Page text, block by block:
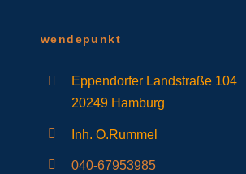
wendepunkt
Eppendorfer Landstraße 104
20249 Hamburg
Inh. O.Rummel
040-67953985